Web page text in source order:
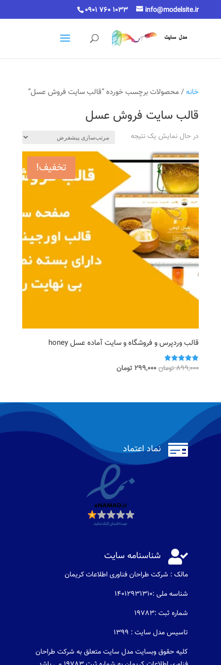
0901 760 1033 info@modelsite.ir
خانه/ محصولات برچسب خورده “قالب سایت فروش عسل”
قالب سایت فروش عسل
در حال نمایش یک نتیجه
تخفیف!
قالب وردپرس و فروشگاه و سایت آماده عسل honey
امتیاز
5.00
899,000تومانقیمت
بود.
299,000 تومانقیمت
است.
 نماد اعتماد
 شناسنامه سایت
مالک : شرکت طراحان فناوری اطلاعات كريمان
شناسه ملی :14012931310
شماره ثبت :19783
تاسیس مدل سایت : 1399
کلیه حقوق وبسایت مدل سایت متعلق به شرکت طراحان